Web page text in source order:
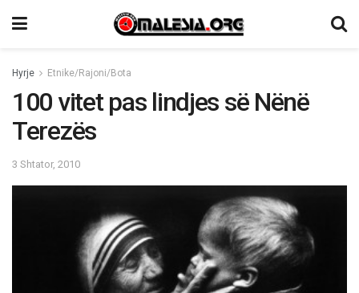
Hyrje Etnike/Rajoni/Bota
100 vitet pas lindjes së Nënë
Terezës
3 Shtator, 2010